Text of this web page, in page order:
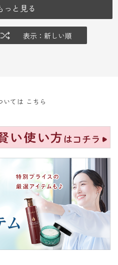
っと見る
表示：新しい順
いては こちら